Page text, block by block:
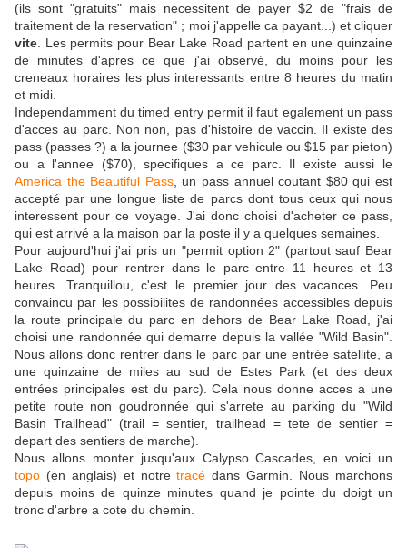
(ils sont "gratuits" mais necessitent de payer $2 de "frais de
traitement de la reservation" ; moi j'appelle ca payant...) et cliquer
vite . Les permits pour Bear Lake Road partent en une quinzaine
de minutes d'apres ce que j'ai observé, du moins pour les
creneaux horaires les plus interessants entre 8 heures du matin
et midi.
Independamment du timed entry permit il faut egalement un pass
d'acces au parc. Non non, pas d'histoire de vaccin. Il existe des
pass (passes ?) a la journee ($30 par vehicule ou $15 par pieton)
ou a l'annee ($70), specifiques a ce parc. Il existe aussi le
America the Beautiful Pass, un pass annuel coutant $80 qui est
accepté par une longue liste de parcs dont tous ceux qui nous
interessent pour ce voyage. J'ai donc choisi d'acheter ce pass,
qui est arrivé a la maison par la poste il y a quelques semaines.
Pour aujourd'hui j'ai pris un "permit option 2" (partout sauf Bear
Lake Road) pour rentrer dans le parc entre 11 heures et 13
heures. Tranquillou, c'est le premier jour des vacances. Peu
convaincu par les possibilites de randonnées accessibles depuis
la route principale du parc en dehors de Bear Lake Road, j'ai
choisi une randonnée qui demarre depuis la vallée "Wild Basin".
Nous allons donc rentrer dans le parc par une entrée satellite, a
une quinzaine de miles au sud de Estes Park (et des deux
entrées principales est du parc). Cela nous donne acces a une
petite route non goudronnée qui s'arrete au parking du "Wild
Basin Trailhead" (trail = sentier, trailhead = tete de sentier =
depart des sentiers de marche).
Nous allons monter jusqu'aux Calypso Cascades, en voici un
topo (en anglais) et notretracé dans Garmin. Nous marchons
depuis moins de quinze minutes quand je pointe du doigt un
tronc d'arbre a cote du chemin.